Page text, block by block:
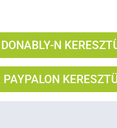
N